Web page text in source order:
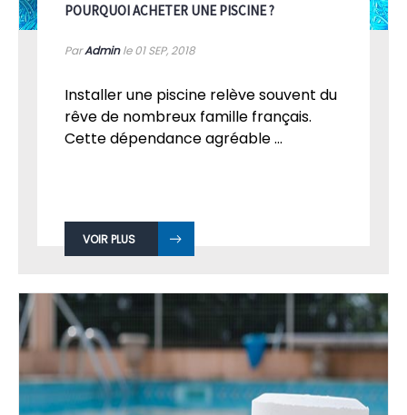
POURQUOI ACHETER UNE PISCINE ?
ParAdminle 01SEP, 2018
Installer une piscine relève souvent du
rêve de nombreux famille français.
Cette dépendance agréable ...
VOIR PLUS